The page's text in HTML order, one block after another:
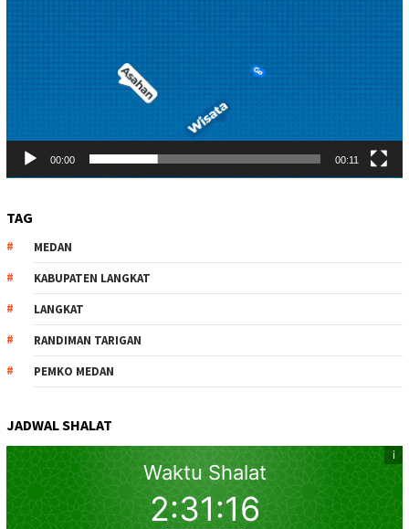
00:00 00:11
TAG
MEDAN
KABUPATEN LANGKAT
LANGKAT
RANDIMAN TARIGAN
PEMKO MEDAN
JADWAL SHALAT